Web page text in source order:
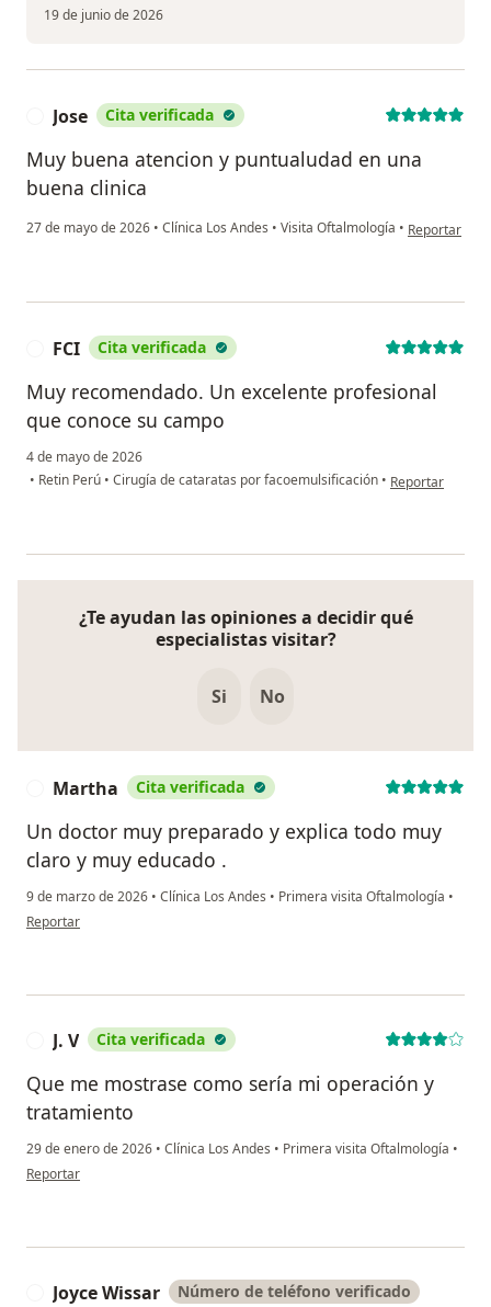
19 de junio de 2026
Jose Cita verificada
Muy buena atencion y puntualudad en una
buena clinica
27 de mayo de 2026 • Clínica Los Andes • Visita Oftalmología • en opinión
Reportar
FCI Cita verificada
Muy recomendado. Un excelente profesional
que conoce su campo
4 de mayo de 2026
• Retin Perú • Cirugía de cataratas por facoemulsificación • en opinión del
Reportar
¿Te ayudan las opiniones a decidir qué
especialistas visitar?
Si No
Martha Cita verificada
Un doctor muy preparado y explica todo muy
claro y muy educado .
9 de marzo de 2026 • Clínica Los Andes • Primera visita Oftalmología •
en opinión del usuario Martha
Reportar
J. V Cita verificada
Que me mostrase como sería mi operación y
tratamiento
29 de enero de 2026 • Clínica Los Andes • Primera visita Oftalmología •
en opinión del usuario J. V
Reportar
Joyce Wissar Número de teléfono verificado